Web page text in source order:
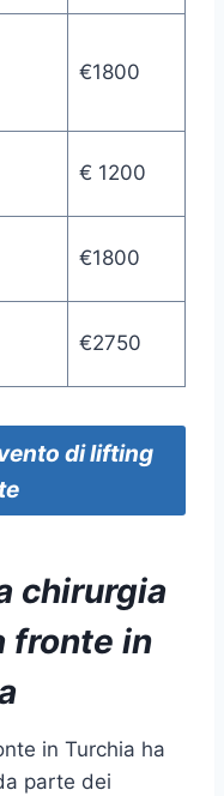
€1800
€ 1200
€1800
€2750
di lifting
chirurgia
fronte in
in Turchia ha
parte dei